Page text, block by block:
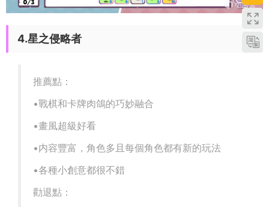
4.星之侵略者
推薦點：
•戰棋和卡牌肉鴿的巧妙融合
•畫風超級好看
•内容豐富，角色多且每個角色都有新的玩法
•各種小創意都很不錯
勸退點：